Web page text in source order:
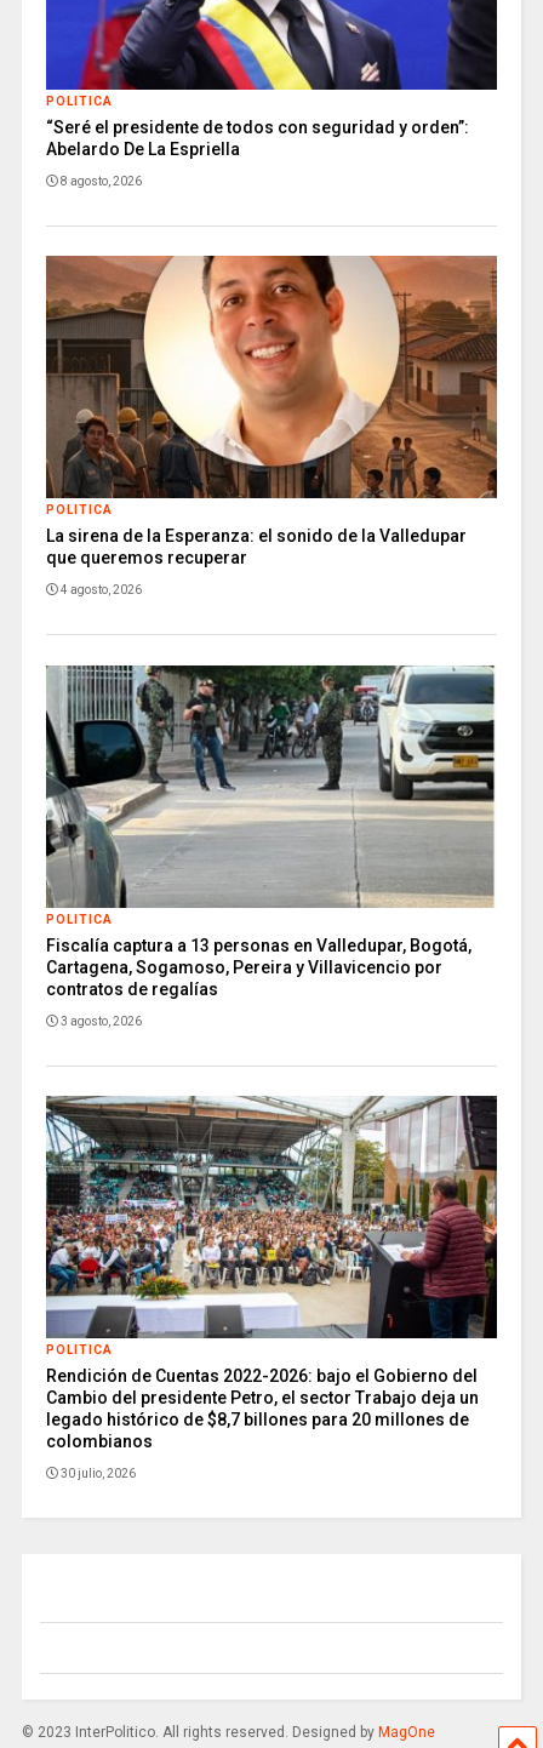
POLITICA
“Seré el presidente de todos con seguridad y orden”:
Abelardo De La Espriella
8 agosto, 2026
POLITICA
La sirena de la Esperanza: el sonido de la Valledupar
que queremos recuperar
4 agosto, 2026
POLITICA
Fiscalía captura a 13 personas en Valledupar, Bogotá,
Cartagena, Sogamoso, Pereira y Villavicencio por
contratos de regalías
3 agosto, 2026
POLITICA
Rendición de Cuentas 2022-2026: bajo el Gobierno del
Cambio del presidente Petro, el sector Trabajo deja un
legado histórico de $8,7 billones para 20 millones de
colombianos
30 julio, 2026
© 2023 InterPolitico. All rights reserved. Designed by MagOne